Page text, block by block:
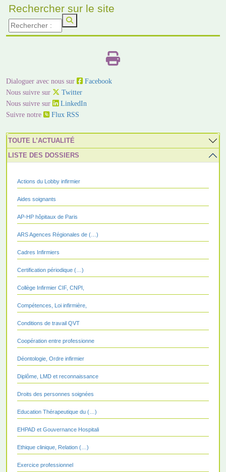
Rechercher sur le site
Dialoguer avec nous sur
Facebook
Nous suivre sur
Twitter
Nous suivre sur
LinkedIn
Suivre notre
Flux RSS
TOUTE L’ACTUALITÉ
LISTE DES DOSSIERS
Actions du Lobby infirmier
Aides soignants
AP-HP hôpitaux de Paris
ARS Agences Régionales de (…)
Cadres Infirmiers
Certification périodique (…)
Collège Infirmier CIF, CNPI,
Compétences, Loi infirmière,
Conditions de travail QVT
Coopération entre professionne
Déontologie, Ordre infirmier
Diplôme, LMD et reconnaissance
Droits des personnes soignées
Education Thérapeutique du (…)
EHPAD et Gouvernance Hospitali
Ethique clinique, Relation (…)
Exercice professionnel